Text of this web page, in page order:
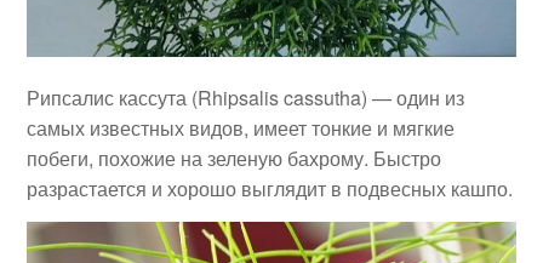
Рипсалис кассута (Rhipsalis cassutha) — один из
самых известных видов, имеет тонкие и мягкие
побеги, похожие на зеленую бахрому. Быстро
разрастается и хорошо выглядит в подвесных кашпо.